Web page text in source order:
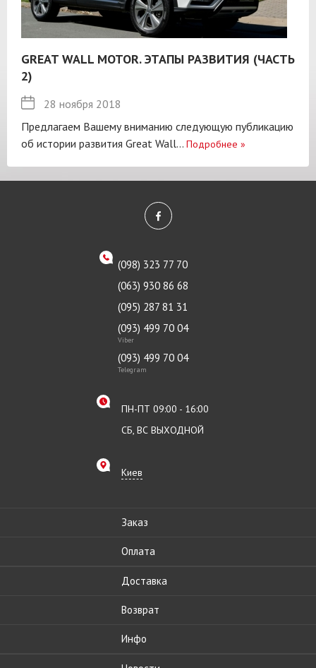
GREAT WALL MOTOR. ЭТАПЫ РАЗВИТИЯ (ЧАСТЬ
2)
28 ноября 2018
Предлагаем Вашему вниманию следующую публикацию
об истории развития Great Wall... Подробнее »
(098) 323 77 70
(063) 930 86 68
(095) 287 81 31
(093) 499 70 04
Viber
(093) 499 70 04
Telegram
ПН-ПТ 09:00 - 16:00
СБ, ВС ВЫХОДНОЙ
Киев
Заказ
Оплата
Доставка
Возврат
Инфо